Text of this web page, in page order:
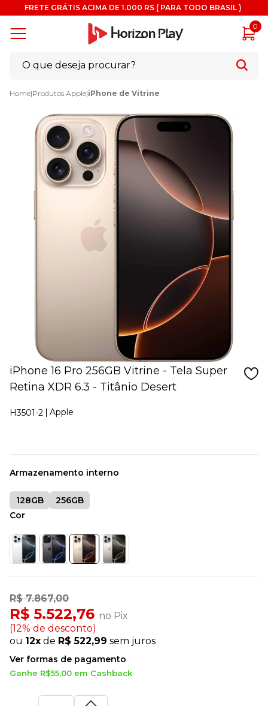
FRETE GRÁTIS ACIMA DE 1.000 RS ( PARA TODO BRASIL )
0
Home|Produtos Apple|iPhone de Vitrine
iPhone 16 Pro 256GB Vitrine - Tela Super
Retina XDR 6.3 - Titânio Desert
H3501-2 Apple
R$ 7.867,00
R$ 5.522,76 no Pix
(12% de desconto)
ou 12x de R$ 522,99 sem juros
Ver formas de pagamento
Ganhe R$55,00 em Cashback
Armazenamento interno
128GB
256GB
Cor